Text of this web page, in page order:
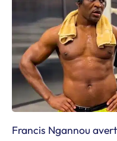
Francis Ngannou